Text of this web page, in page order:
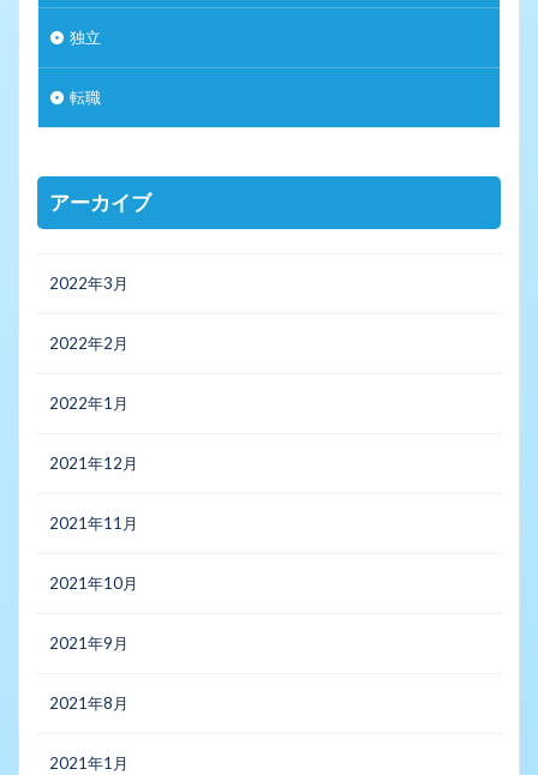
独立
転職
アーカイブ
2022年3月
2022年2月
2022年1月
2021年12月
2021年11月
2021年10月
2021年9月
2021年8月
2021年1月